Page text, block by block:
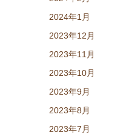
2024年1月
2023年12月
2023年11月
2023年10月
2023年9月
2023年8月
2023年7月